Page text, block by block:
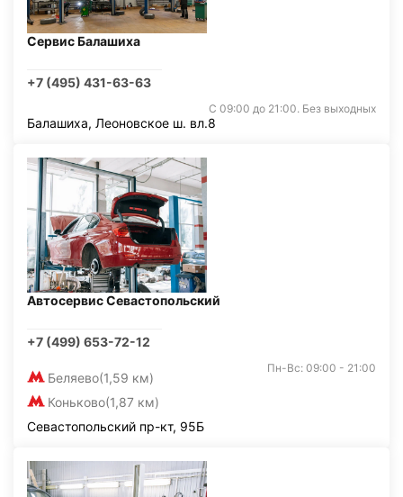
Сервис Балашиха
+7 (495) 431-63-63
С 09:00 до 21:00. Без выходных
Балашиха, Леоновское ш. вл.8
Автосервис Севастопольский
+7 (499) 653-72-12
Беляево(1,59 км)
Коньково(1,87 км)
Пн-Вс: 09:00 - 21:00
Севастопольский пр-кт, 95Б